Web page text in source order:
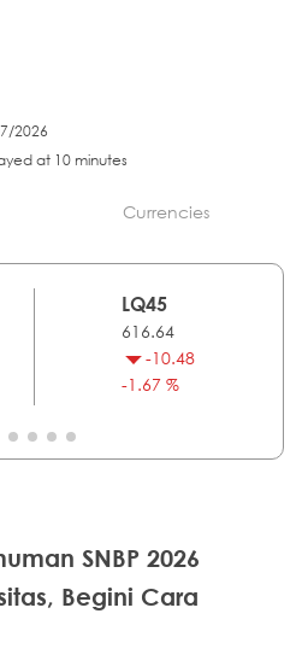
2026
at 10 minutes
Currencies
LQ45
616.64
-10.48
-1.67 %
SNBP 2026
Begini Cara